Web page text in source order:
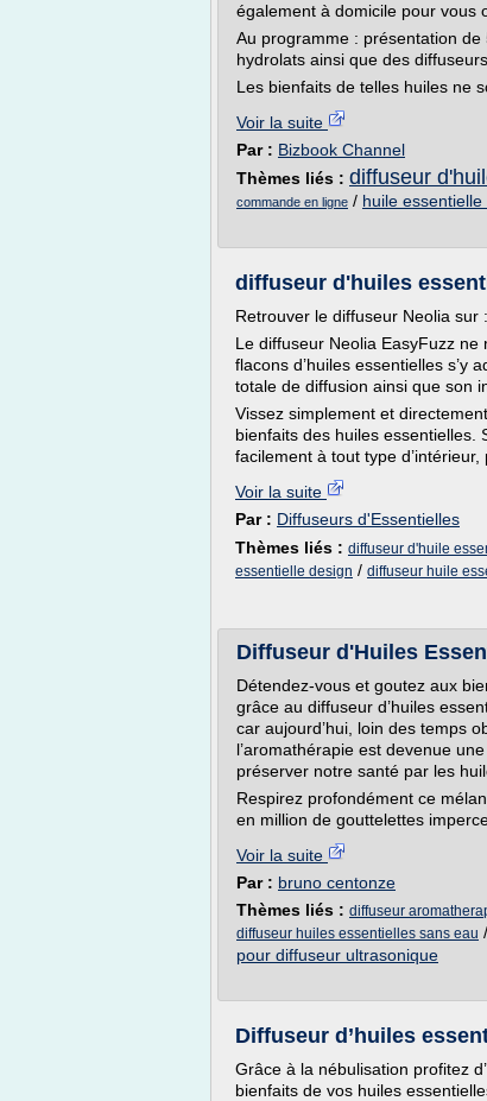
également à domicile pour vous
Au programme : présentation
hydrolats ainsi que des
Les bienfaits de telles huiles ne
Voir la suite
Par : Bizbook Channel
Thèmes liés : diffuseur
commande en ligne / huile
diffuseur d'huiles
Retrouver le diffuseur Neolia sur
Le diffuseur Neolia EasyFuzz
flacons d’huiles essentielles s’y
totale de diffusion ainsi que son
Vissez simplement et
bienfaits des huiles essentielles.
facilement à tout type d’intérieur,
Voir la suite
Par : Diffuseurs d'Essentielles
Thèmes liés : diffuseur d'huile
essentielle design / diffuseur huile
Diffuseur d'Huiles
Détendez-vous et goutez aux
grâce au diffuseur d’huiles
car aujourd’hui, loin des temps
l’aromathérapie est devenue
préserver notre santé par les
Respirez profondément ce
en million de gouttelettes
Voir la suite
Par : bruno centonze
Thèmes liés : diffuseur
diffuseur huiles essentielles sans eau /
pour diffuseur ultrasonique
Diffuseur d’huiles
Grâce à la nébulisation profitez
bienfaits de vos huiles